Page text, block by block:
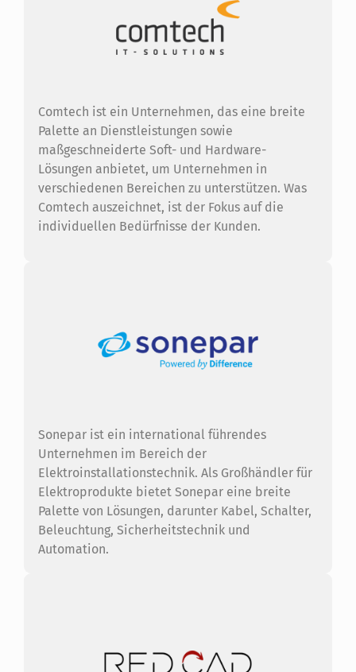
Comtech ist ein Unternehmen, das eine breite
Palette an Dienstleistungen sowie
maßgeschneiderte Soft- und Hardware-
Lösungen anbietet, um Unternehmen in
verschiedenen Bereichen zu unterstützen. Was
Comtech auszeichnet, ist der Fokus auf die
individuellen Bedürfnisse der Kunden.
Sonepar ist ein international führendes
Unternehmen im Bereich der
Elektroinstallationstechnik. Als Großhändler für
Elektroprodukte bietet Sonepar eine breite
Palette von Lösungen, darunter Kabel, Schalter,
Beleuchtung, Sicherheitstechnik und
Automation.